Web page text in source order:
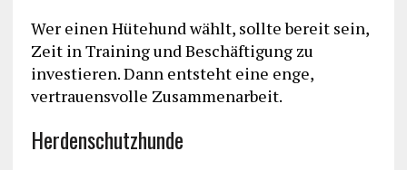
Wer einen Hütehund wählt, sollte bereit sein,
Zeit in Training und Beschäftigung zu
investieren. Dann entsteht eine enge,
vertrauensvolle Zusammenarbeit.
Herdenschutzhunde